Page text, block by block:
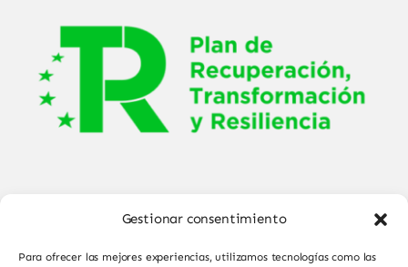
Gestionar consentimiento
Para ofrecer las mejores experiencias, utilizamos tecnologías como las